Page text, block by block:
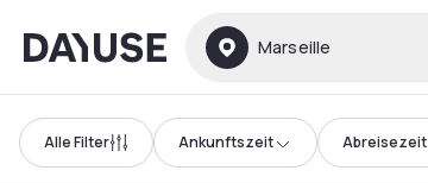
Dayuse Marseille
Alle Filter Ankunftszeit Abreisezeit